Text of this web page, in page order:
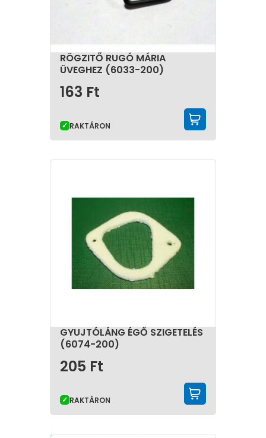
RÖGZITŐ RUGÓ MÁRIA
ÜVEGHEZ (6033-200)
163 Ft
RAKTÁRON
GYUJTÓLÁNG ÉGŐ SZIGETELÉS
(6074-200)
205 Ft
RAKTÁRON